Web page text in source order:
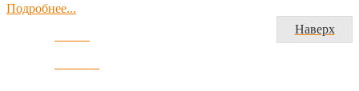
Подробнее...
Наверх